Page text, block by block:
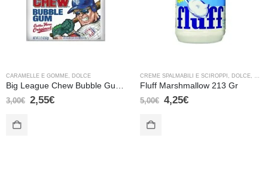
CARAMELLE E GOMME, DOLCE
Big League Chew Bubble Gum Original – 60 gr
3,00€ 2,55€
CREME SPALMABILI E SCIROPPI , DOLCE,
Fluff Marshmallow 213 Gr
5,00€ 4,25€